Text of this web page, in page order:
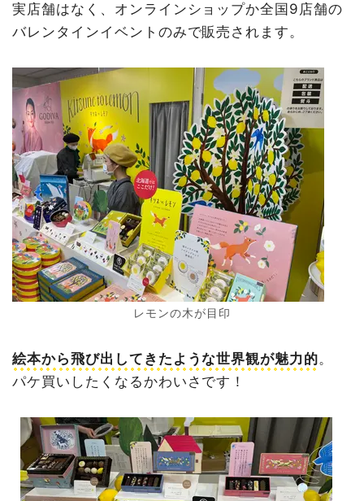
実店舗はなく、オンラインショップか全国9店舗の
バレンタインイベントのみで販売されます。
レモンの木が目印
絵本から飛び出してきたような世界観が魅力的。
パケ買いしたくなるかわいさです！